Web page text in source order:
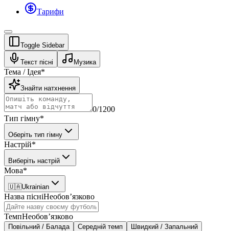
Тарифи
Toggle Sidebar
Текст пісні Музика
Тема / Ідея*
Знайти натхнення
0/1200
Тип гімну*
Оберіть тип гімну
Настрій*
Виберіть настрій
Мова*
🇺🇦Ukrainian
Назва пісніНеобовʼязково
ТемпНеобовʼязково
Повільний / Балада Середній темп Швидкий / Запальний